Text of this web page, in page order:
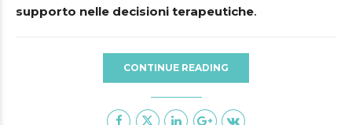
supporto nelle decisioni terapeutiche.
CONTINUE READING